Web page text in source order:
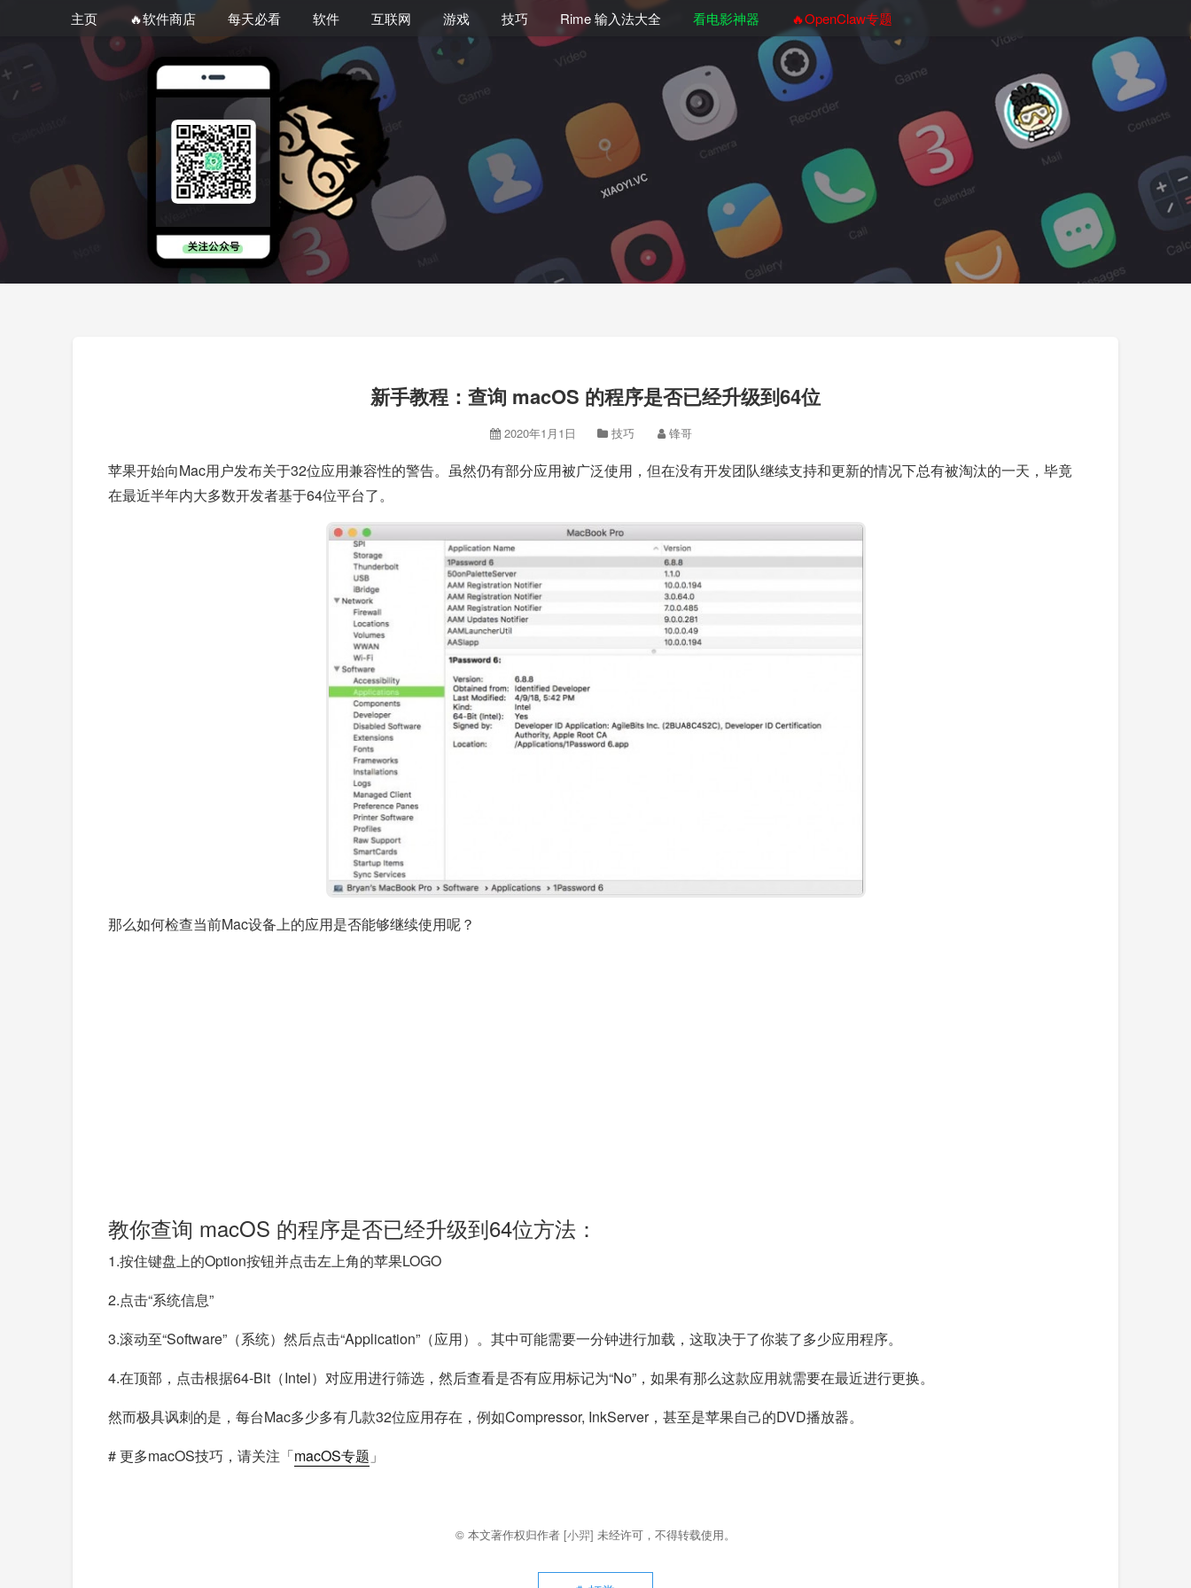
主页 🔥软件商店 每天必看 软件 互联网 游戏 技巧 Rime 输入法大全 看电影神器 🔥OpenClaw专题
新手教程：查询 macOS 的程序是否已经升级到64位
2020年1月1日 技巧 锋哥
苹果开始向Mac用户发布关于32位应用兼容性的警告。虽然仍有部分应用被广泛使用，但在没有开发团队继续支持和更新的情况下总有被淘汰的一天，毕竟
在最近半年内大多数开发者基于64位平台了。
那么如何检查当前Mac设备上的应用是否能够继续使用呢？
教你查询 macOS 的程序是否已经升级到64位方法：
1.按住键盘上的Option按钮并点击左上角的苹果LOGO
2.点击“系统信息”
3.滚动至“Software”（系统）然后点击“Application”（应用）。其中可能需要一分钟进行加载，这取决于了你装了多少应用程序。
4.在顶部，点击根据64-Bit（Intel）对应用进行筛选，然后查看是否有应用标记为“No”，如果有那么这款应用就需要在最近进行更换。
然而极具讽刺的是，每台Mac多少多有几款32位应用存在，例如Compressor, InkServer，甚至是苹果自己的DVD播放器。
# 更多macOS技巧，请关注「macOS专题 」
© 本文著作权归作者 [小羿] 未经许可，不得转载使用。